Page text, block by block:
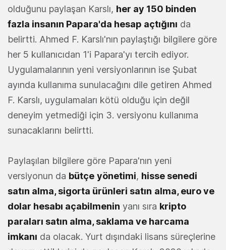
olduğunu paylaşan Karslı, her ay 150 binden
fazla insanın Papara'da hesap açtığını da
belirtti. Ahmed F. Karslı'nın paylaştığı bilgilere göre
her 5 kullanıcıdan 1'i Papara'yı tercih ediyor.
Uygulamalarının yeni versiyonlarının ise Şubat
ayında kullanıma sunulacağını dile getiren Ahmed
F. Karslı, uygulamaları kötü olduğu için değil
deneyim yetmediği için 3. versiyonu kullanıma
sunacaklarını belirtti.
Paylaşılan bilgilere göre Papara'nın yeni
versiyonun da bütçe yönetimi, hisse senedi
satın alma, sigorta ürünleri satın alma, euro ve
dolar hesabı açabilmenin yanı sıra kripto
paraları satın alma, saklama ve harcama
imkanı da olacak. Yurt dışındaki lisans süreçlerine